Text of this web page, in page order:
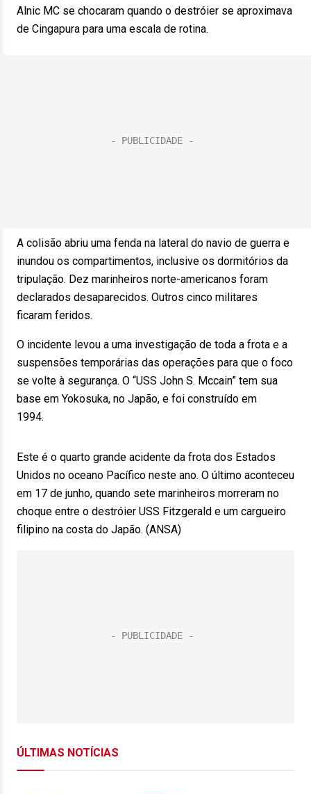
Alnic MC se chocaram quando o destróier se aproximava
de Cingapura para uma escala de rotina.
A colisão abriu uma fenda na lateral do navio de guerra e
inundou os compartimentos, inclusive os dormitórios da
tripulação. Dez marinheiros norte-americanos foram
declarados desaparecidos. Outros cinco militares
ficaram feridos.
O incidente levou a uma investigação de toda a frota e a
suspensões temporárias das operações para que o foco
se volte à segurança. O “USS John S. Mccain” tem sua
base em Yokosuka, no Japão, e foi construído em
1994.
Este é o quarto grande acidente da frota dos Estados
Unidos no oceano Pacífico neste ano. O último aconteceu
em 17 de junho, quando sete marinheiros morreram no
choque entre o destróier USS Fitzgerald e um cargueiro
filipino na costa do Japão. (ANSA)